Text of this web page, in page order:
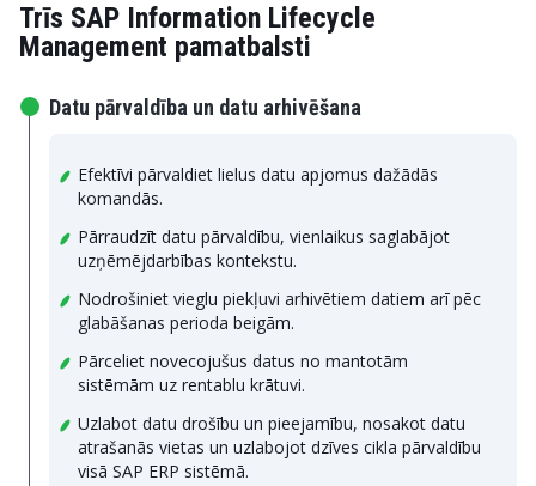
Trīs SAP Information Lifecycle
Management pamatbalsti
Efektīvi pārvaldiet lielus datu apjomus dažādās
komandās.
Pārraudzīt datu pārvaldību, vienlaikus saglabājot
uzņēmējdarbības kontekstu.
Nodrošiniet vieglu piekļuvi arhivētiem datiem arī pēc
glabāšanas perioda beigām.
Pārceliet novecojušus datus no mantotām
sistēmām uz rentablu krātuvi.
Uzlabot datu drošību un pieejamību, nosakot datu
atrašanās vietas un uzlabojot dzīves cikla pārvaldību
visā SAP ERP sistēmā.
Datu pārvaldība un datu arhivēšana